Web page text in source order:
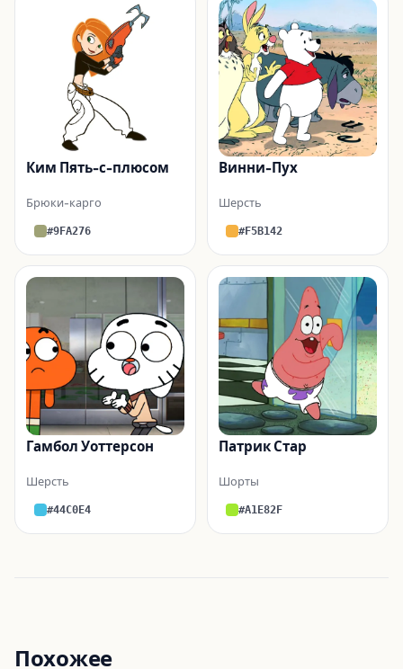
Ким Пять-с-плюсом
Брюки-карго
#9FA276
Винни-Пух
Шерсть
#F5B142
Гамбол Уоттерсон
Шерсть
#44C0E4
Патрик Стар
Шорты
#A1E82F
Похожее